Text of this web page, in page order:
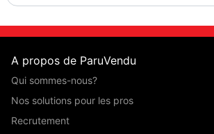
A propos de ParuVendu
Qui sommes-nous?
Nos solutions pour les pros
Recrutement